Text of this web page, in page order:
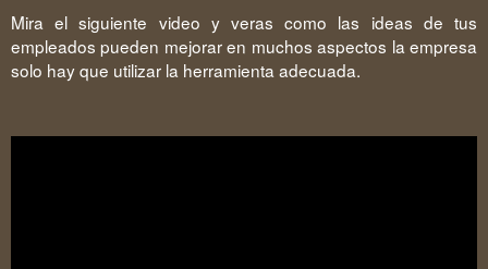
Mira el siguiente video y veras como las ideas de tus
empleados pueden mejorar en muchos aspectos la empresa
solo hay que utilizar la herramienta adecuada.